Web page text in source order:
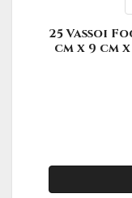
25 Vassoi
cm x 9 cm